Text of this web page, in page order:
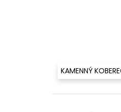
KAMENNÝ